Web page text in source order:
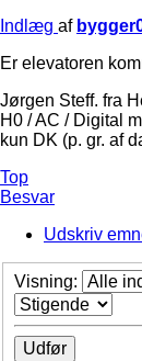
Indlæg af
Er elevatoren
Jørgen Steff. fra
H0 / AC / Digital
kun DK (p. gr. af
Top
Besvar
Udskriv
Visning: